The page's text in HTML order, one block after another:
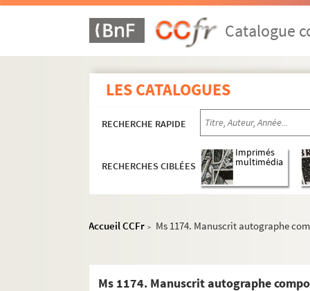
Catalogue
LES CATALOGUES
RECHERCHE RAPIDE
RECHERCHES CIBLÉES
Imprimés
multimédia
Accueil CCFr > Ms 1174. Manuscrit autographe